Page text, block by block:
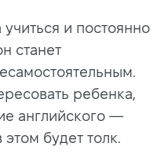
учиться и постоянно
станет
ребенка,
английского —
будет толк.